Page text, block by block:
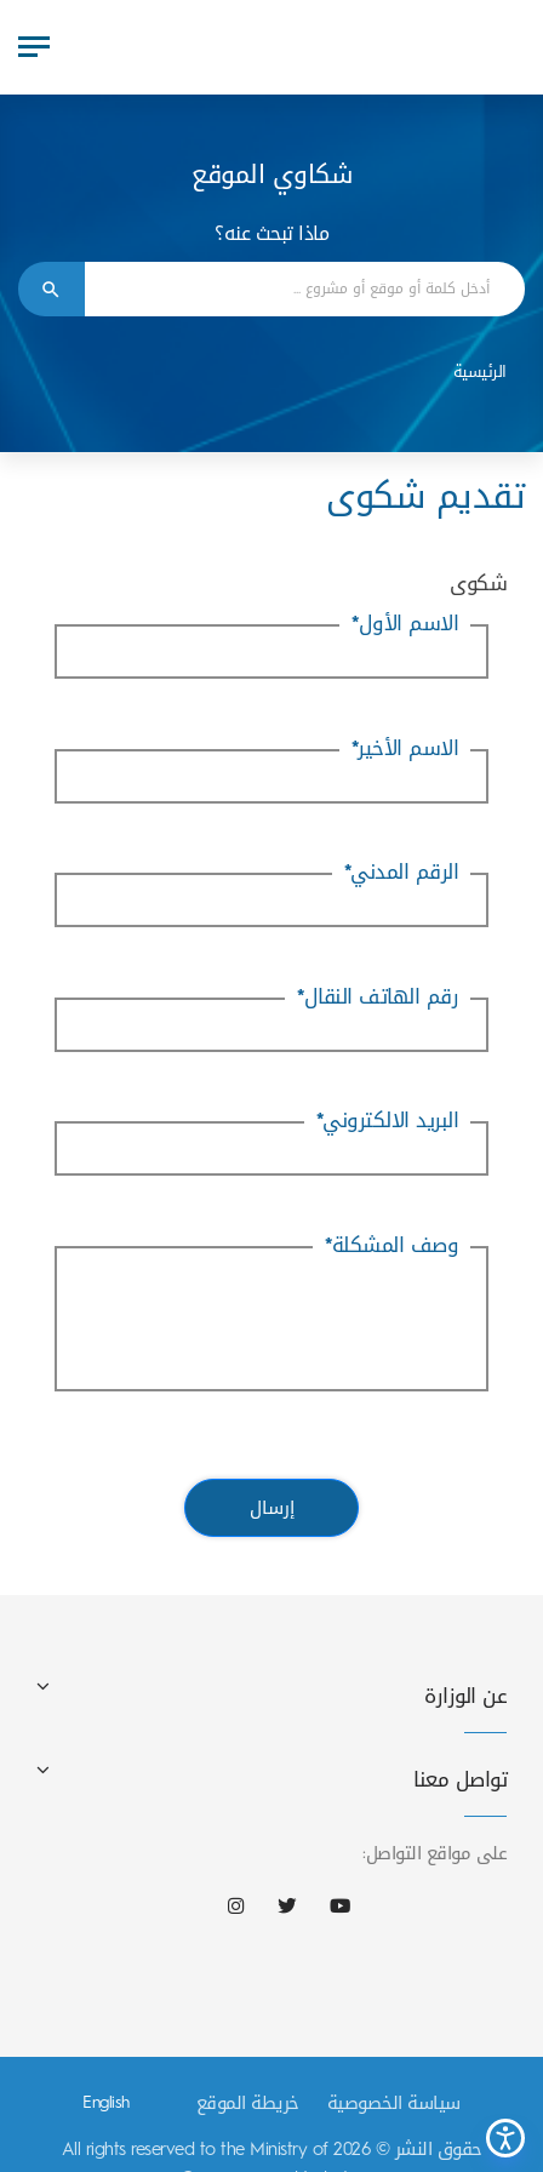
شكاوي الموقع
ماذا تبحث عنه؟
الرئيسية
تقديم شكوى
شكوى
الاسم الأول*
الاسم الأخير*
الرقم المدني*
رقم الهاتف النقال*
البريد الالكتروني*
وصف المشكلة*
إرسال
عن الوزارة
تواصل معنا
على مواقع التواصل:
حقوق النشر © 2026 All rights reserved to the Ministry of
سياسة الخصوصية خريطة الموقع English